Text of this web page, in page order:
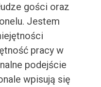
gości oraz
Jestem
pracy w
podejście
wpisują się